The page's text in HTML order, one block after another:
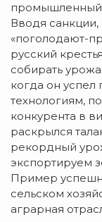
промышленный,
Вводя санкции,
«поголодают-
русский
собирать
когда он успел
технологиям,
конкурента в
раскрылся
рекордный
экспортируем
Пример
сельском
аграрная